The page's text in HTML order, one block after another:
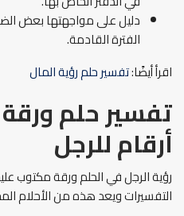
دليل على مواجهتها بعض
الفترة القادمة.
اقرأ أيضًا:تفسير حلم رؤية المال
تفسير حلم
أرقام للرجل
رؤية الرجل في الحلم ورقة مكتوب
التفسيرات ويعد هذه من الأحلام